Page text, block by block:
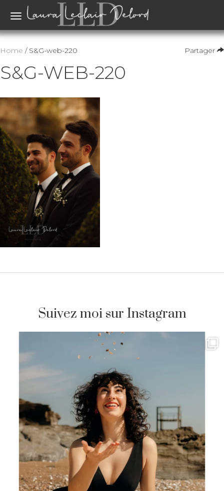
Toggle
Partager
Home / S&G-web-220
S&G-WEB-220
Suivez moi sur Instagram